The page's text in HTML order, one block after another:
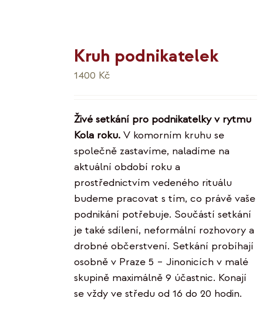
Kruh podnikatelek
1400 Kč
Živé setkání pro podnikatelky v rytmu
Kola roku.V komorním kruhu se
společně zastavíme, naladíme na
aktuální období roku a
prostřednictvím vedeného rituálu
budeme pracovat s tím, co právě vaše
podnikání potřebuje. Součástí setkání
je také sdílení, neformální rozhovory a
drobné občerstvení. Setkání probíhají
osobně v Praze 5 – Jinonicích v malé
skupině maximálně 9 účastnic. Konají
se vždy ve středu od 16 do 20 hodin.